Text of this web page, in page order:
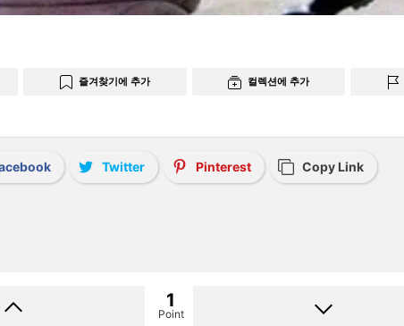
즐겨찾기에 추가 컬렉션에 추가
Twitter Pinterest Copy Link
1
Point